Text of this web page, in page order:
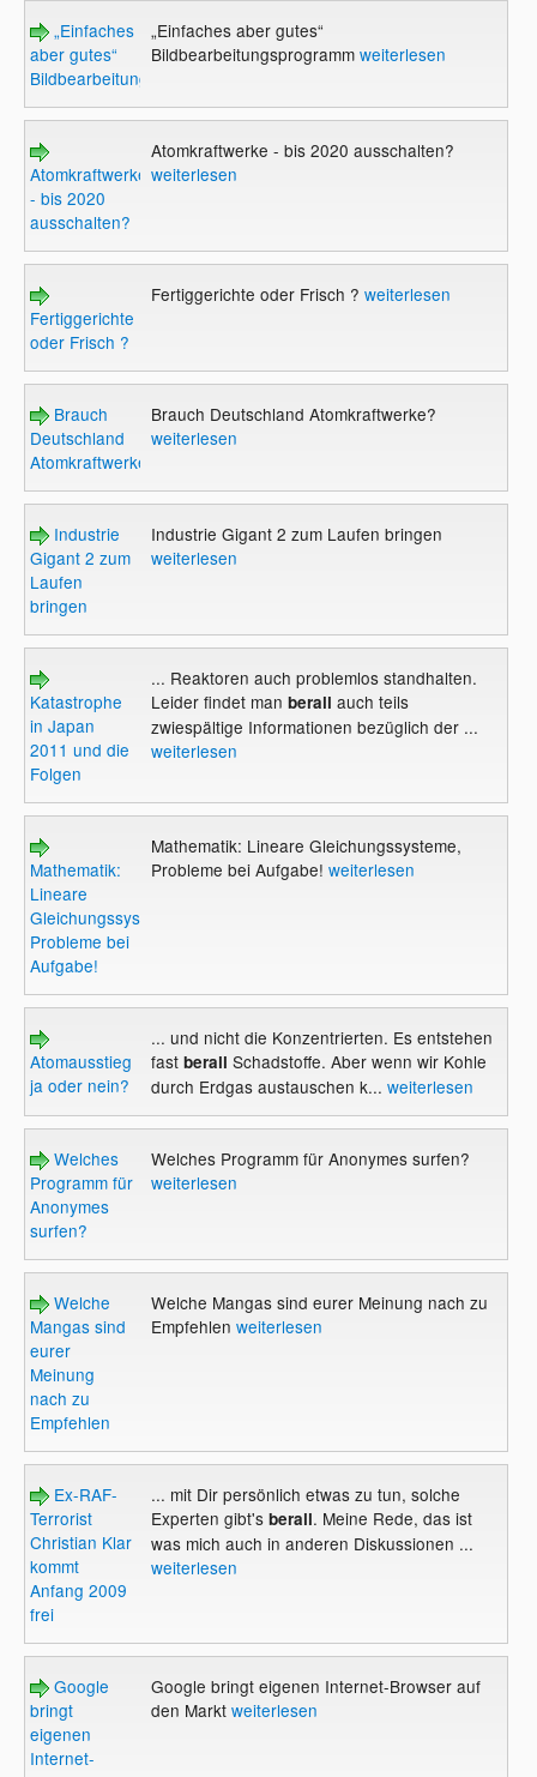
„Einfaches
aber gutes“
Bildbearbeitungsprogramm
„Einfaches aber gutes“
Bildbearbeitungsprogramm weiterlesen
Atomkraftwerke
- bis 2020
ausschalten?
Atomkraftwerke - bis 2020 ausschalten?
weiterlesen
Fertiggerichte
oder Frisch ?
Fertiggerichte oder Frisch ? weiterlesen
Brauch
Deutschland
Atomkraftwerke?
Brauch Deutschland Atomkraftwerke?
weiterlesen
Industrie
Gigant 2 zum
Laufen
bringen
Industrie Gigant 2 zum Laufen bringen
weiterlesen
Katastrophe
in Japan
2011 und die
Folgen
... Reaktoren auch problemlos standhalten.
Leider findet man berall auch teils
zwiespältige Informationen bezüglich der ...
weiterlesen
Mathematik:
Lineare
Gleichungssysteme,
Probleme bei
Aufgabe!
Mathematik: Lineare Gleichungssysteme,
Probleme bei Aufgabe! weiterlesen
Atomausstieg
ja oder nein?
... und nicht die Konzentrierten. Es entstehen
fast berall Schadstoffe. Aber wenn wir Kohle
durch Erdgas austauschen k... weiterlesen
Welches
Programm für
Anonymes
surfen?
Welches Programm für Anonymes surfen?
weiterlesen
Welche
Mangas sind
eurer
Meinung
nach zu
Empfehlen
Welche Mangas sind eurer Meinung nach zu
Empfehlen weiterlesen
Ex-RAF-
Terrorist
Christian Klar
kommt
Anfang 2009
frei
... mit Dir persönlich etwas zu tun, solche
Experten gibt's berall. Meine Rede, das ist
was mich auch in anderen Diskussionen ...
weiterlesen
Google
bringt
eigenen
Internet-
Google bringt eigenen Internet-Browser auf
den Markt weiterlesen